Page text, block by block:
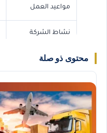
مواعيد العمل
نشاط الشركة
رقم الجوال
رقم الواتس اب
محتوى ذو صلة